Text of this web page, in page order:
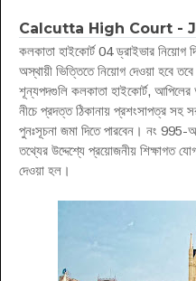
Calcutta High Court -
কলকাতা হাইকোর্ট 04 ড্রাইভার নিয়োগ
অস্থায়ী ভিত্তিতে নিয়োগ দেওয়া হবে
শূন্যপদগুলি কলকাতা হাইকোর্ট, আপিলের
নীচে প্রদত্ত ঠিকানায় প্রশংসাপত্র সহ
পুনঃসূচনা জমা দিতে পারবেন। নং 995-
তথ্যের উদ্দেশ্যে প্রয়োজনীয় শিক্ষাগত
দেওয়া হল।